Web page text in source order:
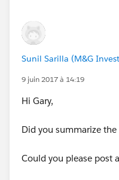
Sunil Sarilla (M&G
9 juin 2017 à 14:19
Hi Gary,
Did you summarize
Could you please post